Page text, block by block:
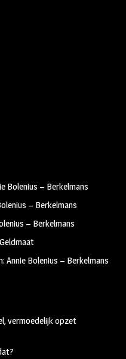
Bolenius – Berkelmans
– Berkelmans
– Berkelmans
Annie Bolenius – Berkelmans
vermoedelijk opzet